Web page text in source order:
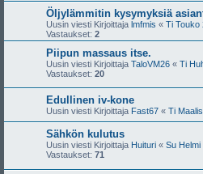
Öljylämmitin kysymyksiä
Uusin viesti Kirjoittaja lmfmis « Ti Touko
Vastaukset: 2
Piipun massaus itse.
Uusin viesti Kirjoittaja TaloVM26 « Ti
Vastaukset: 20
Edullinen iv-kone
Uusin viesti Kirjoittaja Fast67 « Ti
Sähkön kulutus
Uusin viesti Kirjoittaja Huituri « Su Helmi
Vastaukset: 71